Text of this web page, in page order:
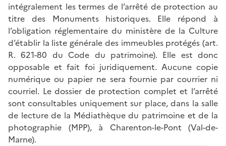
intégralement les termes de l’arrêté de protection au
titre des Monuments historiques. Elle répond à
l’obligation réglementaire du ministère de la Culture
d’établir la liste générale des immeubles protégés (art.
R. 621-80 du Code du patrimoine). Elle est donc
opposable et fait foi juridiquement. Aucune copie
numérique ou papier ne sera fournie par courrier ni
courriel. Le dossier de protection complet et l’arrêté
sont consultables uniquement sur place, dans la salle
de lecture de la Médiathèque du patrimoine et de la
photographie (MPP), à Charenton-le-Pont (Val-de-
Marne).